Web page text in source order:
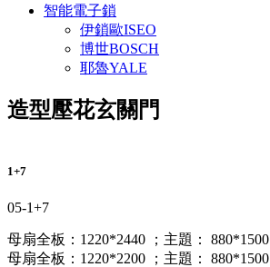
智能電子鎖
伊鎖歐ISEO
博世BOSCH
耶魯YALE
造型壓花玄關門
1+7
05-1+7
母扇全板：1220*2440 ；主題： 880*1500
母扇全板：1220*2200 ；主題： 880*1500